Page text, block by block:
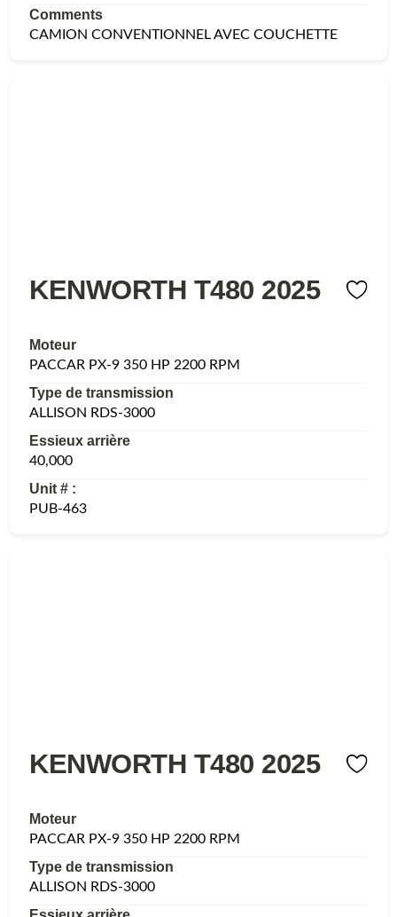
Comments
CAMION CONVENTIONNEL AVEC COUCHETTE
KENWORTH T480 2025
Moteur
PACCAR PX-9 350 HP 2200 RPM
Type de transmission
ALLISON RDS-3000
Essieux arrière
40,000
Unit # :
PUB-463
KENWORTH T480 2025
Moteur
PACCAR PX-9 350 HP 2200 RPM
Type de transmission
ALLISON RDS-3000